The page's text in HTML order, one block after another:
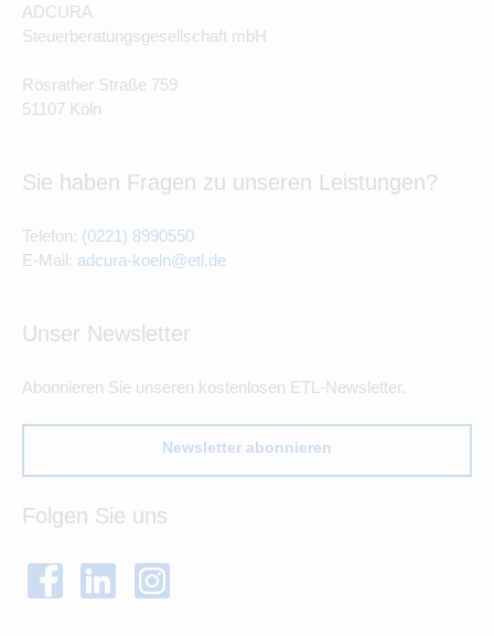
ADCURA
Steuerberatungsgesellschaft mbH
Rösrather Straße 759
51107 Köln
Sie haben Fragen zu unseren Leistungen?
Telefon: (0221) 8990550
E-Mail: adcura-koeln@etl.de
Unser Newsletter
Abonnieren Sie unseren kostenlosen ETL-Newsletter.
Newsletter abonnieren
Folgen Sie uns